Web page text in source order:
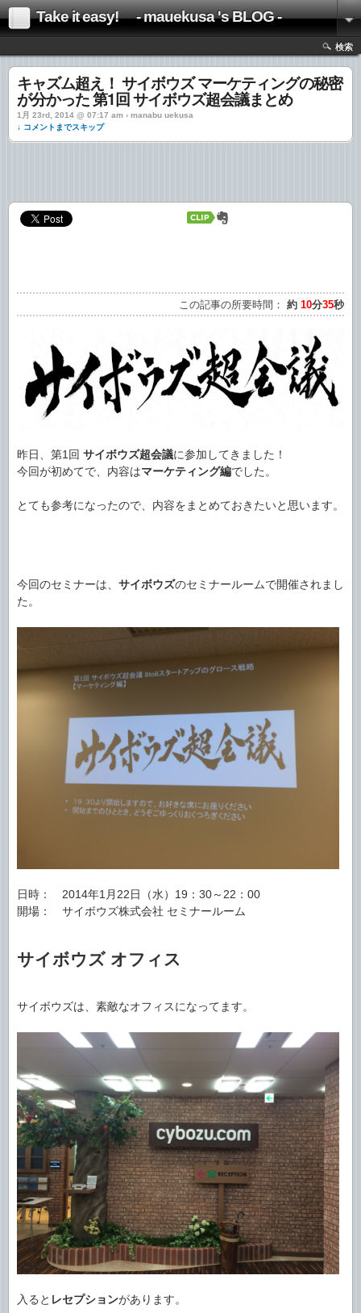
Take it easy! - mauekusa 's BLOG -
検索
キャズム超え！ サイボウズ マーケティングの秘密
が分かった 第1回 サイボウズ超会議まとめ
1月 23rd, 2014 @ 07:17 am › manabu uekusa
↓ コメントまでスキップ
この記事の所要時間： 約 10分35秒
昨日、第1回 サイボウズ超会議に参加してきました！
今回が初めてで、内容はマーケティング編でした。
とても参考になったので、内容をまとめておきたいと思います。
今回のセミナーは、 サイボウズのセミナールームで開催されまし
た。
日時： 2014年1月22日（水）19：30～22：00
開場： サイボウズ株式会社 セミナールーム
サイボウズ オフィス
サイボウズは、素敵なオフィスになってます。
入ると レセプションがあります。